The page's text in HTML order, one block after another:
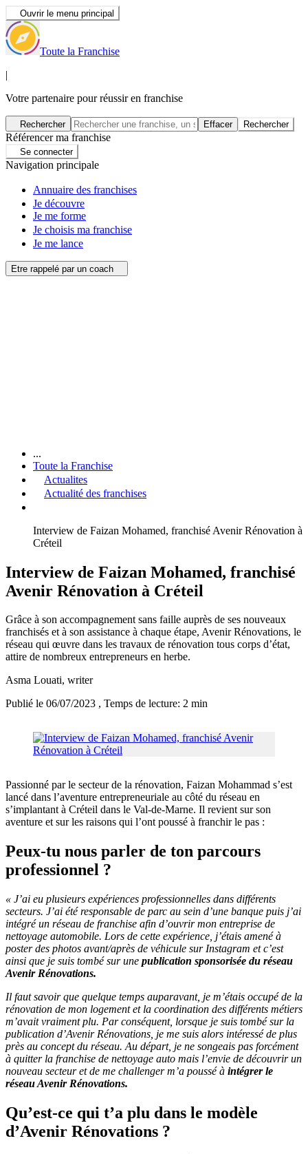
Ouvrir le menu principal
Toute la Franchise
|
Votre partenaire pour réussir en franchise
Rechercher Effacer Rechercher
Référencer ma franchise
Se connecter
Navigation principale
Annuaire des franchises
Je découvre
Je me forme
Je choisis ma franchise
Je me lance
Etre rappelé par un coach
...
Toute la Franchise
Actualites
Actualité des franchises
Interview de Faizan Mohamed, franchisé Avenir Rénovation à
Créteil
Interview de Faizan Mohamed, franchisé
Avenir Rénovation à Créteil
Grâce à son accompagnement sans faille auprès de ses nouveaux
franchisés et à son assistance à chaque étape, Avenir Rénovations, le
réseau qui œuvre dans les travaux de rénovation tous corps d’état,
attire de nombreux entrepreneurs en herbe.
Asma Louati, writer
Publié le 06/07/2023 , Temps de lecture: 2 min
Passionné par le secteur de la rénovation, Faizan Mohammad s’est
lancé dans l’aventure entrepreneuriale au côté du réseau en
s’implantant à Créteil dans le Val-de-Marne. Il revient sur son
aventure et sur les raisons qui l’ont poussé à franchir le pas :
Peux-tu nous parler de ton parcours
professionnel ?
« J’ai eu plusieurs expériences professionnelles dans différents
secteurs. J’ai été responsable de parc au sein d’une banque puis j’ai
intégré un réseau de franchise afin d’ouvrir mon entreprise de
nettoyage automobile. Lors de cette expérience, j’étais amené à
poster des photos avant/après de véhicule sur Instagram et c’est
ainsi que je suis tombé sur une publication sponsorisée du réseau
Avenir Rénovations.
Il faut savoir que quelque temps auparavant, je m’étais occupé de la
rénovation de mon logement et la coordination des différents métiers
m’avait vraiment plu. Par conséquent, lorsque je suis tombé sur la
publication d’Avenir Rénovations, je me suis alors intéressé de plus
près au concept du réseau. Au départ, je ne songeais pas forcément
à quitter la franchise de nettoyage auto mais l’envie de découvrir un
nouveau secteur et de me challenger m’a poussé à intégrer le
réseau Avenir Rénovations.
Qu’est-ce qui t’a plu dans le modèle
d’Avenir Rénovations ?